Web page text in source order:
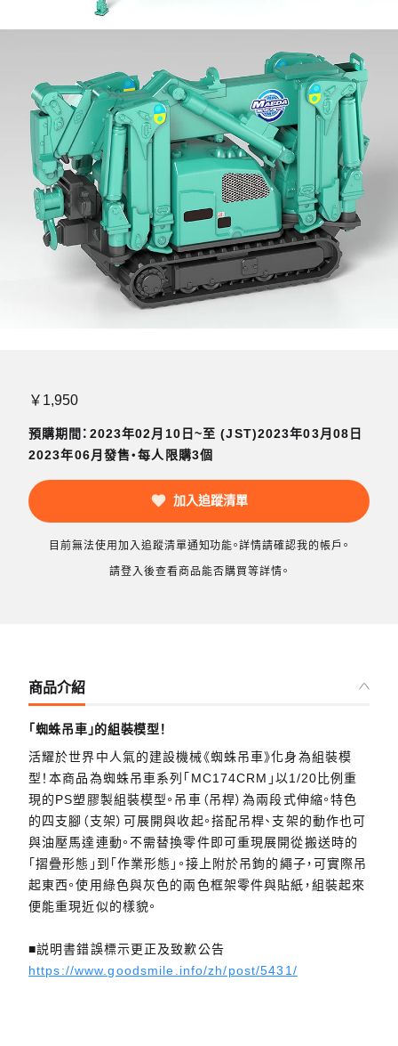
￥1,950
預購期間：2023年02月10日~至 (JST)2023年03月08日
2023年06月發售・每人限購3個
加入追蹤清單
目前無法使用加入追蹤清單通知功能。詳情請確認我的帳戶。
請登入後查看商品能否購買等詳情。
商品介紹
「蜘蛛吊車」的組裝模型！
活耀於世界中人氣的建設機械《蜘蛛吊車》化身為組裝模
型！本商品為蜘蛛吊車系列「MC174CRM」以1/20比例重
現的PS塑膠製組裝模型。吊車（吊桿）為兩段式伸縮。特色
的四支腳（支架）可展開與收起。搭配吊桿、支架的動作也可
與油壓馬達連動。不需替換零件即可重現展開從搬送時的
「摺疊形態」到「作業形態」。接上附於吊鉤的繩子，可實際吊
起東西。使用綠色與灰色的兩色框架零件與貼紙，組裝起來
便能重現近似的樣貌。
■説明書錯誤標示更正及致歉公告
https://www.goodsmile.info/zh/post/5431/